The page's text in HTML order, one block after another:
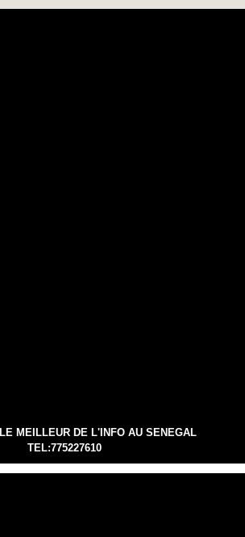
MEILLEUR DE L'INFO AU SENEGAL
TEL:775227610